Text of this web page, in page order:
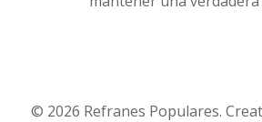
© 2026 Refranes Populares.